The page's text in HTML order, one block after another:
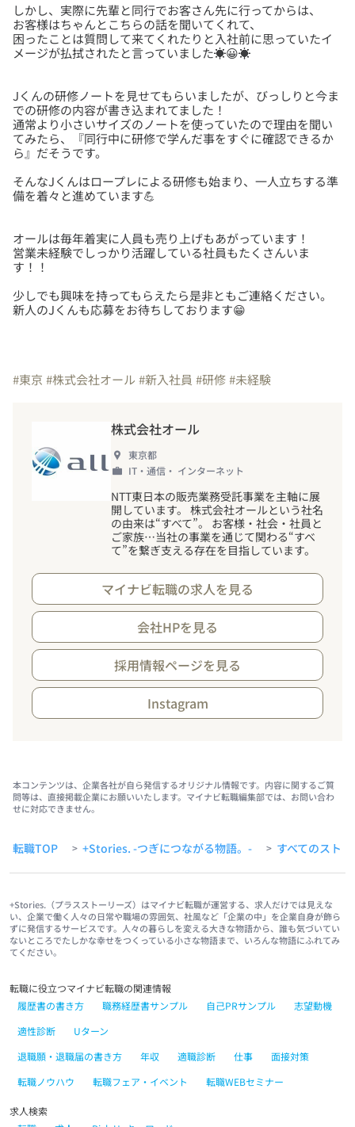
しかし、実際に先輩と同行でお客さん先に行ってからは、
お客様はちゃんとこちらの話を聞いてくれて、
困ったことは質問して来てくれたりと入社前に思っていたイ
Jくんの研修ノートを見せてもらいましたが、びっしりと今ま
での研修の内容が書き込まれてました！
通常より小さいサイズのノートを使っていたので理由を聞い
てみたら、『同行中に研修で学んだ事をすぐに確認できるか
そんなJくんはロープレによる研修も始まり、一人立ちする準
オールは毎年着実に人員も売り上げもあがっています！
営業未経験でしっかり活躍している社員もたくさんいま
少しでも興味を持ってもらえたら是非ともご連絡ください。
新人のJくんも応募をお待ちしております😁
#東京 #株式会社オール #新入社員 #研修#未経験
株式会社オール
東京都
IT・通信・ インターネット
NTT東日本の販売業務受託事業を主軸に展
開しています。 株式会社オールという社名
の由来は“すべて”。 お客様・社会・社員と
ご家族…当社の事業を通じて関わる“すべ
て”を繋ぎ支える存在を目指しています。
マイナビ転職の求人を見る
会社HPを見る
採用情報ページを見る
Instagram
本コンテンツは、企業各社が自ら発信するオリジナル情報です。内容に関するご質
問等は、直接掲載企業にお願いいたします。マイナビ転職編集部では、お問い合わ
せに対応できません。
転職TOP > +Stories. -つぎにつながる物語。- > すべてのスト
+Stories.（プラスストーリーズ）はマイナビ転職が運営する、求人だけでは見えな
い、企業で働く人々の日常や職場の雰囲気、社風など「企業の中」を企業自身が飾ら
ずに発信するサービスです。人々の暮らしを変える大きな物語から、誰も気づいてい
ないところでたしかな幸せをつくっている小さな物語まで、いろんな物語にふれてみ
てください。
転職に役立つマイナビ転職の関連情報
履歴書の書き方
職務経歴書サンプル 自己PRサンプル
志望動機
適性診断
Uターン
退職願・退職届の書き方
年収 適職診断 仕事
面接対策
転職ノウハウ
転職フェア・イベント 転職WEBセミナー
求人検索